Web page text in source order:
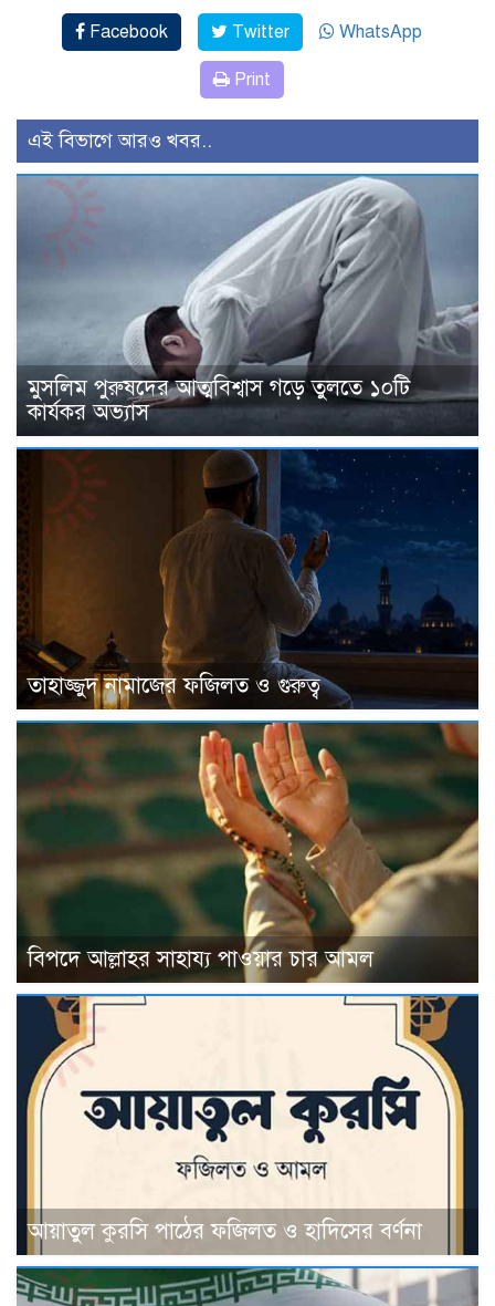
Facebook Twitter WhatsApp
Print
এই বিভাগে আরও খবর..
মুসলিম পুরুষদের আত্মবিশ্বাস গড়ে তুলতে ১০টি
কার্যকর অভ্যাস
তাহাজ্জুদ নামাজের ফজিলত ও গুরুত্ব
বিপদে আল্লাহর সাহায্য পাওয়ার চার আমল
আয়াতুল কুরসি পাঠের ফজিলত ও হাদিসের বর্ণনা